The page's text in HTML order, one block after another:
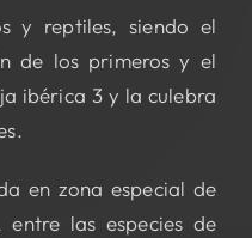
y reptiles, siendo el
de los primeros y el
ibérica 3 y la culebra
en zona especial de
entre las especies de